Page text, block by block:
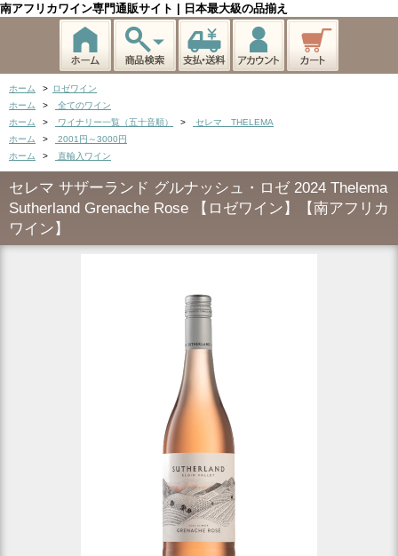
南アフリカワイン専門通販サイト | 日本最大級の品揃え
ホーム >
ロゼワイン
ホーム
>
全てのワイン
ホーム
> ワイナリー一覧（五十音順） >
セレマ THELEMA
ホーム
>
2001円～3000円
ホーム
> 直輸入ワイン
セレマ サザーランド グルナッシュ・ロゼ 2024 Thelema
Sutherland Grenache Rose 【ロゼワイン】【南アフリカ
ワイン】